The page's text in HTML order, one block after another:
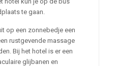
te gaan.
op een zonnebedje een
rustgevende massage
Bij het hotel is er een
glijbanen en